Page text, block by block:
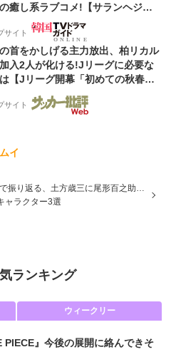
癒し系ラブコメ!【サランヘジョ
サイト
首をかしげる主力放出、柏リカル
入2人が化ける!Jリーグに必要な
【Jリーグ開幕「初めての秋春
サイト
イ
振り返る、土方歳三に尾形百之助…
ャラクター3選
ランキング
ウィークリー
PIECE』今後の展開に絡んできそ